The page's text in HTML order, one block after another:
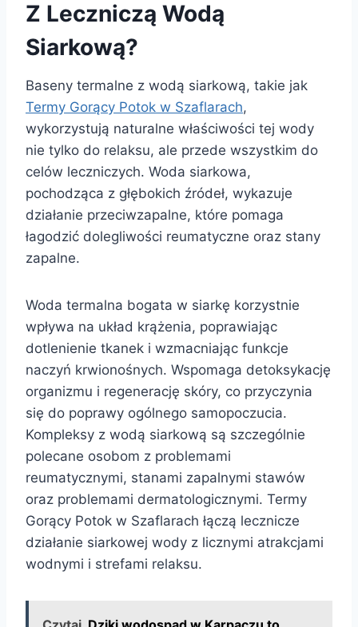
Z Leczniczą Wodą
Siarkową?
Baseny termalne z wodą siarkową, takie jak
Termy Gorący Potok w Szaflarach,
wykorzystują naturalne właściwości tej wody
nie tylko do relaksu, ale przede wszystkim do
celów leczniczych. Woda siarkowa,
pochodząca z głębokich źródeł, wykazuje
działanie przeciwzapalne, które pomaga
łagodzić dolegliwości reumatyczne oraz stany
zapalne.
Woda termalna bogata w siarkę korzystnie
wpływa na układ krążenia, poprawiając
dotlenienie tkanek i wzmacniając funkcje
naczyń krwionośnych. Wspomaga detoksykację
organizmu i regenerację skóry, co przyczynia
się do poprawy ogólnego samopoczucia.
Kompleksy z wodą siarkową są szczególnie
polecane osobom z problemami
reumatycznymi, stanami zapalnymi stawów
oraz problemami dermatologicznymi. Termy
Gorący Potok w Szaflarach łączą lecznicze
działanie siarkowej wody z licznymi atrakcjami
wodnymi i strefami relaksu.